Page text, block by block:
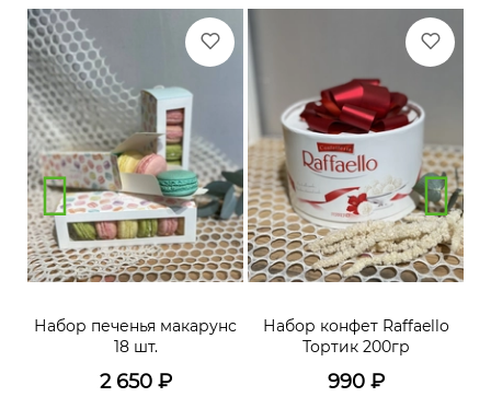
Набор печенья макарунс
18 шт.
2 650₽
Набор конфет Raffaello
Тортик 200гр
990₽